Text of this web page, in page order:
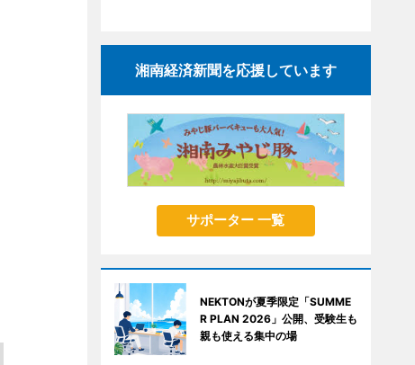
湘南経済新聞を応援しています
サポーター 一覧
NEKTONが夏季限定「SUMME
R PLAN 2026」公開、受験生も
親も使える集中の場